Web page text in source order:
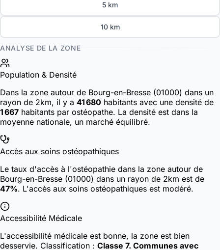
5 km
10 km
ANALYSE DE LA ZONE
Population & Densité
Dans la zone autour de Bourg-en-Bresse (01000) dans un
rayon de 2km, il y a 41 680 habitants avec une densité de
1 667 habitants par ostéopathe. La densité est dans la
moyenne nationale, un marché équilibré.
Accès aux soins ostéopathiques
Le taux d'accès à l'ostéopathie dans la zone autour de
Bourg-en-Bresse (01000) dans un rayon de 2km est de
47%. L'accès aux soins ostéopathiques est modéré.
Accessibilité Médicale
L'accessibilité médicale est bonne, la zone est bien
desservie. Classification : Classe 7. Communes avec